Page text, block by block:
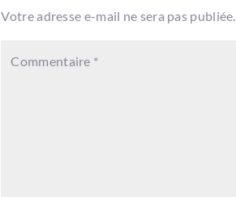
Votre adresse e-mail ne sera pas publiée.